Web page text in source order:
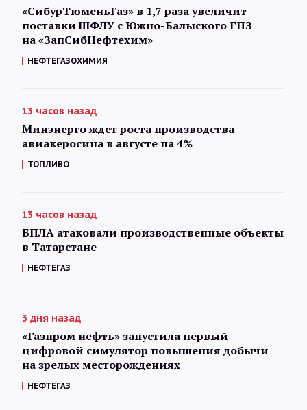
«СибурТюменьГаз» в 1,7 раза увеличит
поставки ШФЛУ с Южно-Балыского ГПЗ
на «ЗапСибНефтехим»
НЕФТЕГАЗОХИМИЯ
13 часов назад
Минэнерго ждет роста производства
авиакеросина в августе на 4%
ТОПЛИВО
13 часов назад
БПЛА атаковали производственные объекты
в Татарстане
НЕФТЕГАЗ
3 дня назад
«Газпром нефть» запустила первый
цифровой симулятор повышения добычи
на зрелых месторождениях
НЕФТЕГАЗ